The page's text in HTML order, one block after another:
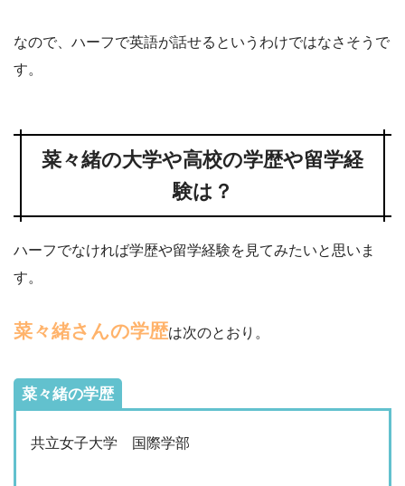
なので、ハーフで英語が話せるというわけではなさそうで
す。
菜々緒の大学や高校の学歴や留学経
験は？
ハーフでなければ学歴や留学経験を見てみたいと思いま
す。
菜々緒さんの学歴は次のとおり。
菜々緒の学歴
共立女子大学 国際学部